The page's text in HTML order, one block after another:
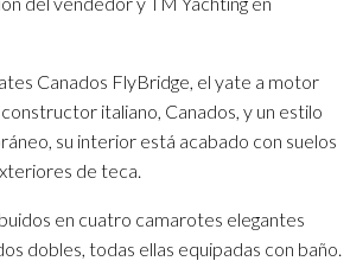
Canados FlyBridge, el yate a motor
italiano, Canados, y un estilo
su interior está acabado con suelos
de teca.
en cuatro camarotes elegantes
dobles, todas ellas equipadas con baño.